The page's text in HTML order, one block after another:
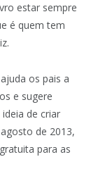
estar sempre
é quem tem
os pais a
e sugere
de criar
de 2013,
para as